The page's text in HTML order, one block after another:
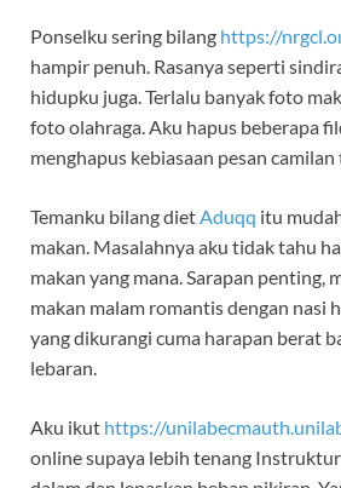
Ponselku sering bilang https://
hampir penuh. Rasanya seperti
hidupku juga. Terlalu banyak foto
foto olahraga. Aku hapus beberapa
menghapus kebiasaan pesan
Temanku bilang dietAduqq itu
makan. Masalahnya aku tidak tahu
makan yang mana. Sarapan penting,
makan malam romantis dengan nasi
yang dikurangi cuma harapan berat
lebaran.
Aku ikut https://
online supaya lebih tenang